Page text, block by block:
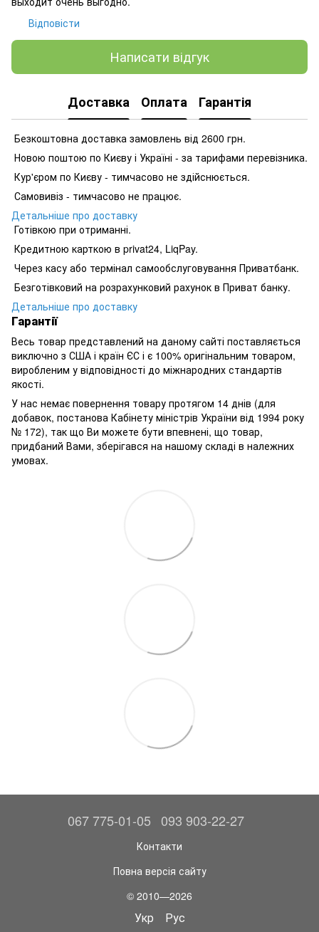
Відповісти
Написати відгук
Доставка Оплата Гарантія
Безкоштовна доставка замовлень від 2600 грн.
Новою поштою по Києву і Україні - за тарифами перевізника.
Кур'єром по Києву - тимчасово не здійснюється.
Самовивіз - тимчасово не працює.
Детальніше про доставку
Готівкою при отриманні.
Кредитною карткою в privat24, LiqPay.
Через касу або термінал самообслуговування Приватбанк.
Безготівковий на розрахунковий рахунок в Приват банку.
Детальніше про доставку
Гарантії
Весь товар представлений на даному сайті поставляється
виключно з США і країн ЄС і є 100% оригінальним товаром,
виробленим у відповідності до міжнародних стандартів
якості.
У нас немає повернення товару протягом 14 днів (для
добавок, постанова Кабінету міністрів України від 1994 року
№ 172), так що Ви можете бути впевнені, що товар,
придбаний Вами, зберігався на нашому складі в належних
умовах.
067 775-01-05 093 903-22-27
Контакти
Повна версія сайту
© 2010—2026
Укр Рус